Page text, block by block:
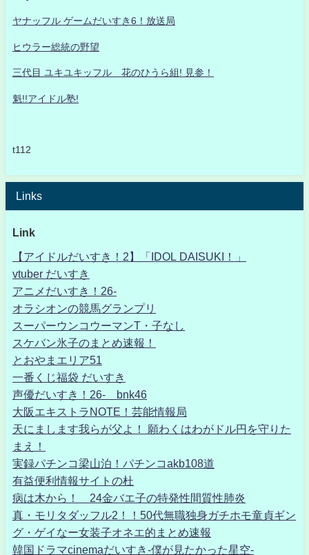
ヤナッフル ゲームだいすき6！放送局
ヒウラー総統の野望
三代目 ユキユキッフル 花のひうら組! 見参！
魁!!アイドル塾!
t112
Links
Link
【アイドルだいすき！2】「IDOL DAISUKI！」
vtuber だいすき
アニメだいすき！26-
オラシオンの競馬グランプリ
スーパーウンコウーマンT・子なし
スケバン氷子のまとめ速報！
とおやまエリア51
一番くじ福袋 だいすき
声優だいすき！26- bnk46
大阪エキストラNOTE！芸能情報局
天にまします我らが父よ！ 願わくはわがドル円を守りた
まえ！
実録パチンコ梁山泊！パチンコakb108道
有益便利情報サイトの杜
病は木から！ 24金バエ子の特発性間質性肺炎
真・モリタダッフル2！！50代無職独身ガチホモ童貞ギン
グ・ゲイなー女装子オネエ的まとめ速報
韓国ドラマcinemaだいすき-僕が見たかった星空-